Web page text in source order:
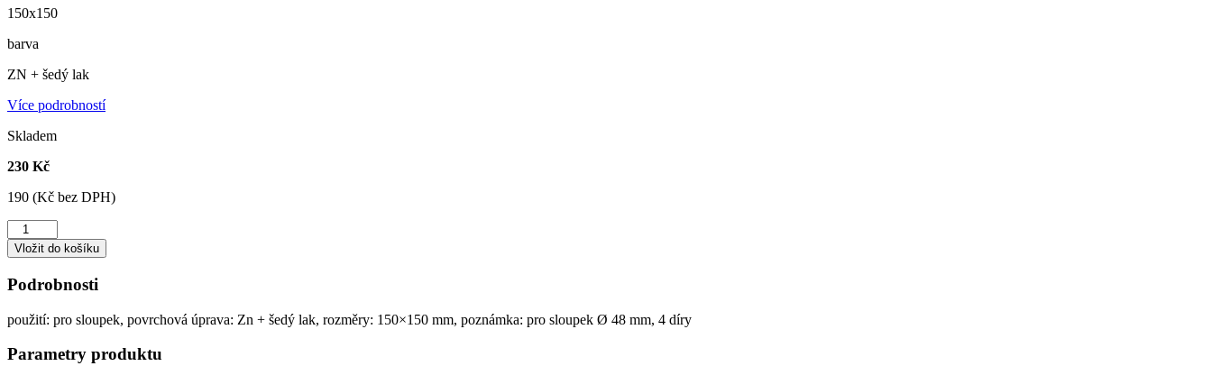
150x150
barva
ZN + šedý lak
Více podrobností
Skladem
230 Kč
190 (Kč bez DPH)
Plotna
-
pro
sloupek
Ø
mm
Vložit do košíku
Podrobnosti
použití: pro sloupek, povrchová úprava: Zn + šedý lak, rozměry: 150×150 mm, poznámka: pro sloupek Ø 48 mm, 4 díry
Parametry produktu